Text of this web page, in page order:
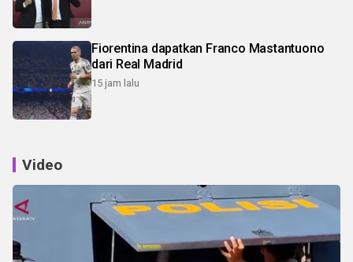
Fiorentina dapatkan Franco Mastantuono
dari Real Madrid
15 jam lalu
Video